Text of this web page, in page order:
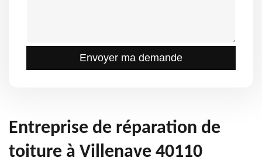
Entreprise de réparation de
toiture à Villenave 40110